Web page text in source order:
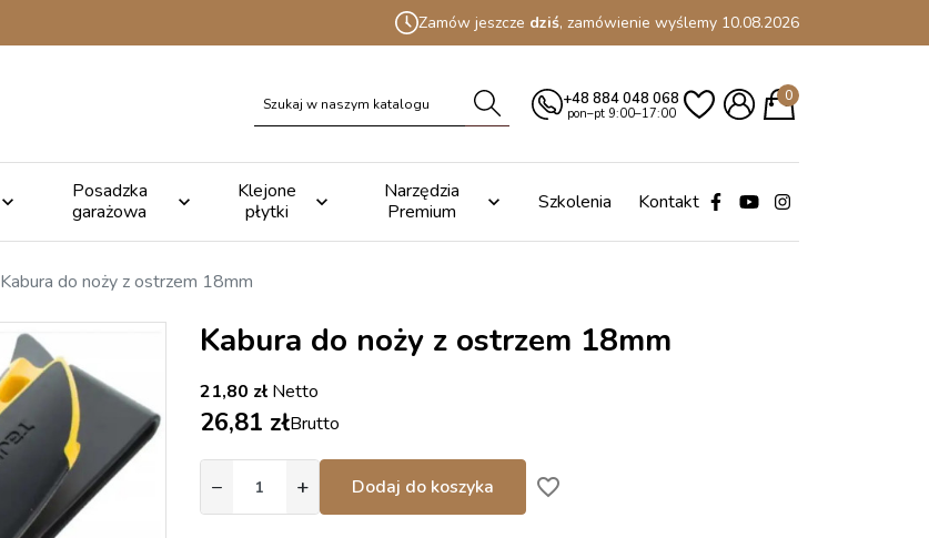
Zamów jeszcze dziś, zamówienie wyślemy 10.08.2026
+48 884 048 068
pon–pt 9:00–17:00
0

Posadzka
garażowa

Klejone
płytki

Narzędzia
Premium
 Szkolenia Kontakt
Kabura do noży z ostrzem 18mm
Kabura do noży z ostrzem 18mm
21,80 zł Netto
26,81 złBrutto
− + Dodaj do koszyka favorite_border